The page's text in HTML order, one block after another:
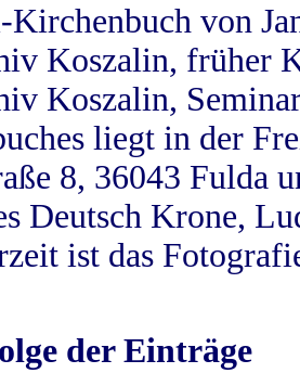
von
Koszalin, früher
Koszalin,
liegt in der
8, 36043 Fulda
Deutsch Krone,
ist das
der Einträge